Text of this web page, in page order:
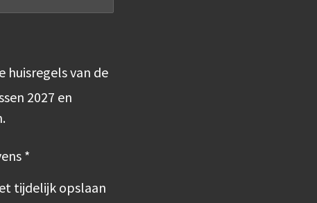
huisregels van de
2027 en
*
tijdelijk opslaan